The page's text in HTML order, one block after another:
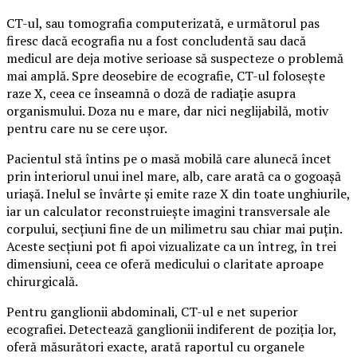
CT-ul, sau tomografia computerizată, e următorul pas
firesc dacă ecografia nu a fost concludentă sau dacă
medicul are deja motive serioase să suspecteze o problemă
mai amplă. Spre deosebire de ecografie, CT-ul folosește
raze X, ceea ce înseamnă o doză de radiație asupra
organismului. Doza nu e mare, dar nici neglijabilă, motiv
pentru care nu se cere ușor.
Pacientul stă întins pe o masă mobilă care alunecă încet
prin interiorul unui inel mare, alb, care arată ca o gogoașă
uriașă. Inelul se învârte și emite raze X din toate unghiurile,
iar un calculator reconstruiește imagini transversale ale
corpului, secțiuni fine de un milimetru sau chiar mai puțin.
Aceste secțiuni pot fi apoi vizualizate ca un întreg, în trei
dimensiuni, ceea ce oferă medicului o claritate aproape
chirurgicală.
Pentru ganglionii abdominali, CT-ul e net superior
ecografiei. Detectează ganglionii indiferent de poziția lor,
oferă măsurători exacte, arată raportul cu organele